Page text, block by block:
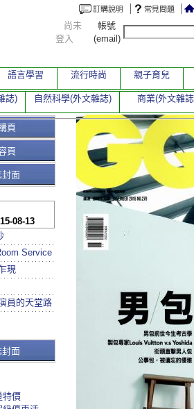
頁
頁
封面
08-13
Service
現
員的天堂路
封面
特價
尚未
登入
帳號
(email)
語言學習 流行時尚 親子育兒
誌) 自然科學(外文雜誌) 商業(外文雜